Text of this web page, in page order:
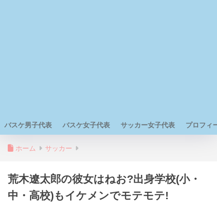
バスケ男子代表 バスケ女子代表 サッカー女子代表 プロフィ
ホーム サッカー
荒木遼太郎の彼女はねお?出身学校(小・
中・高校)もイケメンでモテモテ!